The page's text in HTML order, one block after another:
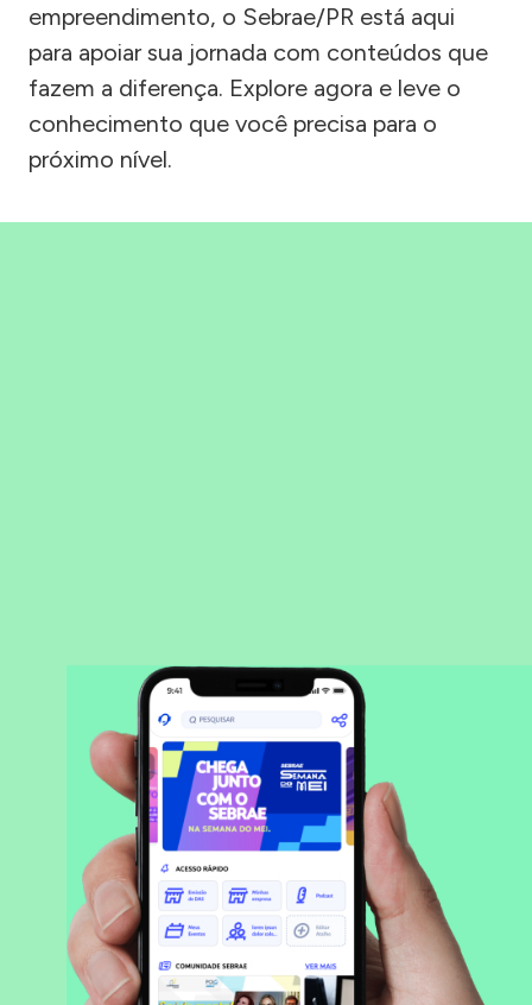
empreendimento, o Sebrae/PR está aqui
para apoiar sua jornada com conteúdos que
fazem a diferença. Explore agora e leve o
conhecimento que você precisa para o
próximo nível.